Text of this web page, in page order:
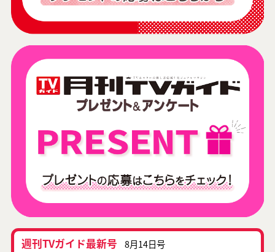
週刊TVガイド最新号 8月14日号